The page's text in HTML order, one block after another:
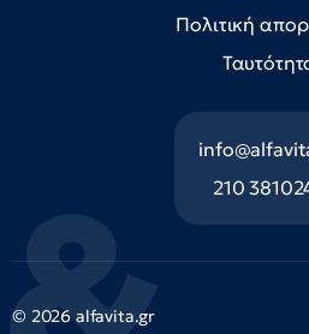
Πολιτική
210
© 2026 alfavita.gr